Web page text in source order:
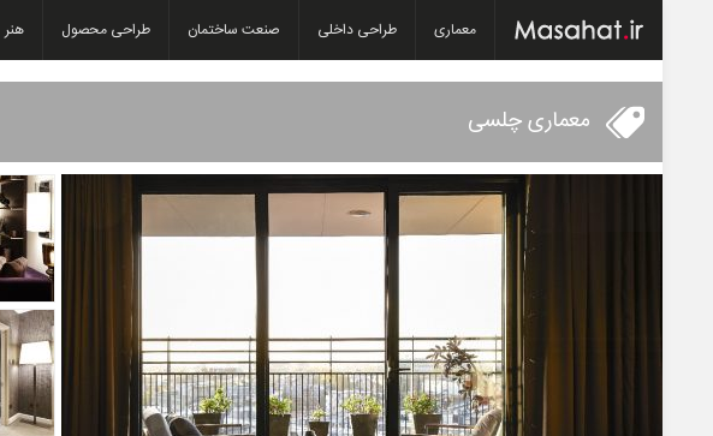
معماری طراحی داخلی صنعت ساختمان طراحی محصول هنر
معماری چلسی